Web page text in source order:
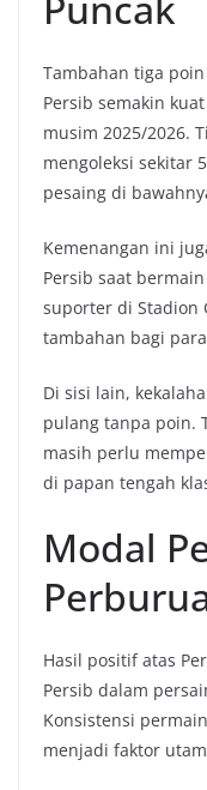
Tambahan tiga
Persib semakin
musim 2025/2026.
mengoleksi sekitar
pesaing di
Kemenangan ini
Persib saat
suporter di Stadion
tambahan bagi
Di sisi lain,
pulang tanpa poin.
masih perlu
di papan tengah
Modal
Hasil positif atas
Persib dalam
Konsistensi
menjadi faktor